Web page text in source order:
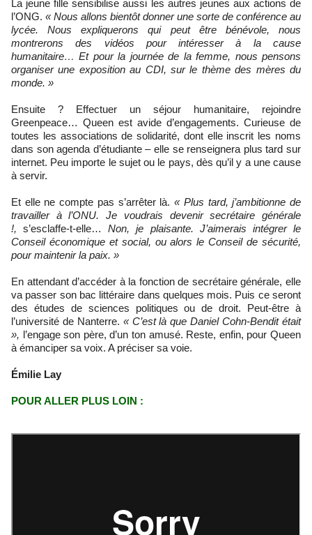
La jeune fille sensibilise aussi les autres jeunes aux actions de
l’ONG. « Nous allons bientôt donner une sorte de conférence au
lycée. Nous expliquerons qui peut être bénévole, nous
montrerons des vidéos pour intéresser à la cause
humanitaire… Et pour la journée de la femme, nous pensons
organiser une exposition au CDI, sur le thème des mères du
monde. »
Ensuite ? Effectuer un séjour humanitaire, rejoindre
Greenpeace… Queen est avide d’engagements. Curieuse de
toutes les associations de solidarité, dont elle inscrit les noms
dans son agenda d’étudiante – elle se renseignera plus tard sur
internet. Peu importe le sujet ou le pays, dès qu’il y a une cause
à servir.
Et elle ne compte pas s’arrêter là.« Plus tard, j’ambitionne de
travailler à l’ONU. Je voudrais devenir secrétaire générale
!, s’esclaffe-t-elle…Non, je plaisante. J’aimerais intégrer le
Conseil économique et social, ou alors le Conseil de sécurité,
pour maintenir la paix. »
En attendant d’accéder à la fonction de secrétaire générale, elle
va passer son bac littéraire dans quelques mois. Puis ce seront
des études de sciences politiques ou de droit. Peut-être à
l’université de Nanterre. « C’est là que Daniel Cohn-Bendit était
», l’engage son père, d’un ton amusé. Reste, enfin, pour Queen
à émanciper sa voix. A préciser sa voie.
Émilie Lay
POUR ALLER PLUS LOIN :